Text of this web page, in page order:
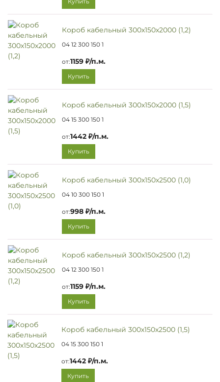
Короб кабельный 300х150х2000 (1,2)
04 12 300 150 1
от:1159 ₽/п.м.
Купить
Короб кабельный 300х150х2000 (1,5)
04 15 300 150 1
от:1442 ₽/п.м.
Купить
Короб кабельный 300х150х2500 (1,0)
04 10 300 150 1
от:998 ₽/п.м.
Купить
Короб кабельный 300х150х2500 (1,2)
04 12 300 150 1
от:1159 ₽/п.м.
Купить
Короб кабельный 300х150х2500 (1,5)
04 15 300 150 1
от:1442 ₽/п.м.
Купить